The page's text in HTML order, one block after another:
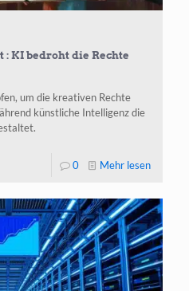
KI bedroht die Rechte
um die kreativen Rechte
künstliche Intelligenz die
0 Mehr lesen-
warnt :
KI
bedroht
die